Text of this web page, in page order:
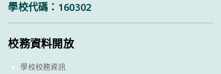
學校代碼：160302
校務資料開放
學校校務資訊